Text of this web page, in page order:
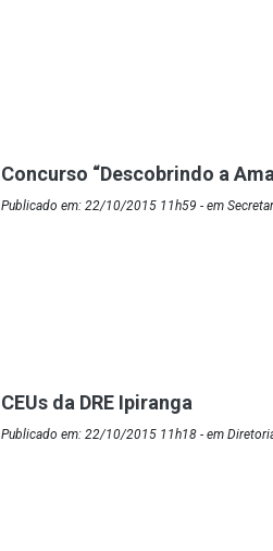
Concurso “Descobrindo a
Publicado em: 22/10/2015 11h59 - em
CEUs da DRE Ipiranga
Publicado em: 22/10/2015 11h18 - em